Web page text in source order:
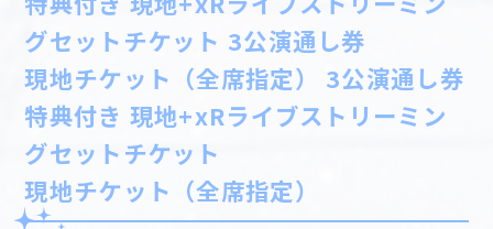
グセットチケット 3公演通し券
現地チケット（全席指定） 3公演通し券
特典付き 現地+xRライブストリーミン
グセットチケット
現地チケット（全席指定）